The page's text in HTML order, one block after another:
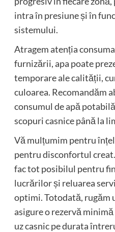
intra în presiune și în
sistemului.
Atragem atenția
furnizării, apa poate
temporare ale calității,
culoarea. Recomandăm
consumul de apă
scopuri casnice până la
Vă mulțumim pentru
pentru disconfortul
fac tot posibilul pentru
lucrărilor și reluarea
optimi. Totodată, rugăm
asigure o rezervă
uz casnic pe durata